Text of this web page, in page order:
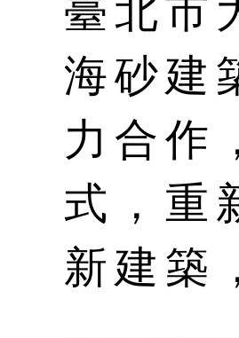
臺北市
海砂建
力合作
式，重
新建築